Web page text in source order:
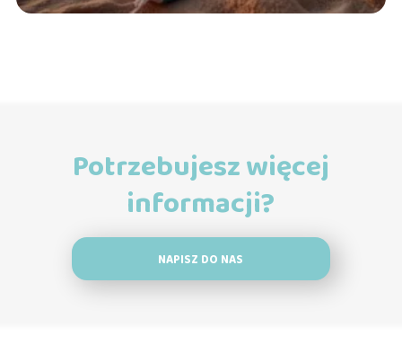
Potrzebujesz więcej
informacji?
NAPISZ DO NAS